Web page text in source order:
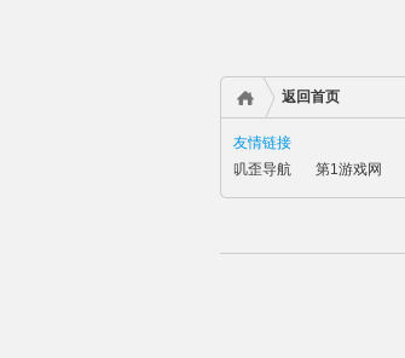
返回首页
友情链接
叽歪导航
第1游戏网